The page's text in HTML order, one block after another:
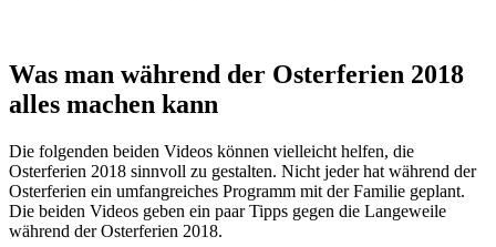
Was man während der Osterferien 2018
alles machen kann
Die folgenden beiden Videos können vielleicht helfen, die
Osterferien 2018 sinnvoll zu gestalten. Nicht jeder hat während der
Osterferien ein umfangreiches Programm mit der Familie geplant.
Die beiden Videos geben ein paar Tipps gegen die Langeweile
während der Osterferien 2018.